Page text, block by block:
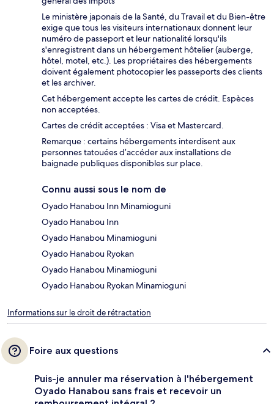
Le ministère japonais de la Santé, du Travail et du Bien-être
exige que tous les visiteurs internationaux donnent leur
numéro de passeport et leur nationalité lorsqu'ils
s'enregistrent dans un hébergement hôtelier (auberge,
hôtel, motel, etc.). Les propriétaires des hébergements
doivent également photocopier les passeports des clients
et les archiver.
Cet hébergement accepte les cartes de crédit. Espèces
non acceptées.
Cartes de crédit acceptées : Visa et Mastercard.
Remarque : certains hébergements interdisent aux
personnes tatouées d’accéder aux installations de
baignade publiques disponibles sur place.
Connu aussi sous le nom de
Oyado Hanabou Inn Minamioguni
Oyado Hanabou Inn
Oyado Hanabou Minamioguni
Oyado Hanabou Ryokan
Oyado Hanabou Minamioguni
Oyado Hanabou Ryokan Minamioguni
Informations sur le droit de rétractation
Foire aux questions
Puis-je annuler ma réservation à l'hébergement
Oyado Hanabou sans frais et recevoir un